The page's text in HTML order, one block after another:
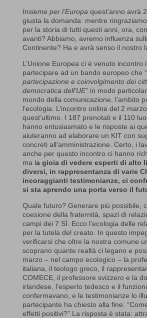
Insieme per l’Europa quest’anno avrà
giusta la domanda: mentre
per la storia di tutti questi anni, ora,
avanti? Abbiamo, avremo influenza
Continente? Ha e avrà senso il nostro
L’Unione Europea ci è venuto incontro
partecipare ad un bando europeo che “
partecipazione e coinvolgimento dei
democratica dell’UE” in modo
mondo della comunicazione, l’ambito
l’ecologia. L’incontro online del 2
quest’ultimo. I 187 prenotati e il 110
hanno entusiasmato e le risposte ai
aiuteranno ad elaborare un KIT con
concreti all’amministrazione. Certo, i
anche per questo incontro ci hanno
ma la gioia di vedere esperti di alto
diversi, in rappresentanza di varie
incoraggianti testimonianze, ci
si sta aprendo una porta verso il
Quale futuro? Generare più possibile,
coesione della fraternità, spazi di
campi dei 7 SÌ. Ecco l’ecologia delle
per la tutela del creato. In questo
verificarsi che oltre la nostra comune
scoprano quante realtà ci legano e
marzo – nel campo ecologico – la
italiana, il teologo greco, il
COMECE, il professore svizzero e la
irlandese, l’esperto tedesco e il
confermavano, e le testimonianze lo
partecipante ha chiesto alla fine:
effetti positivi?” La risposta è stata: